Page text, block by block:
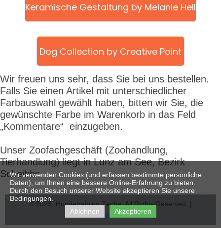
Keramische Gestaltung by Melanie Hell
Dog Collection by Creative Point
Wir freuen uns sehr, dass Sie bei uns bestellen.
Falls Sie einen Artikel mit unterschiedlicher
Farbauswahl gewählt haben, bitten wir Sie, die
gewünschte Farbe im Warenkorb in das Feld
„Kommentare“ einzugeben.
Unser Zoofachgeschäft (Zoohandlung,
Tierhandlung) liegt in Lunz am See, Bezirk
Scheibbs.
© 2023. Hundetraining Zecha. All Rights Reserved. |
IMPRESSUM & AGBs
Wir verwenden Cookies (und erfassen bestimmte persönliche
Daten), um Ihnen eine bessere Online-Erfahrung zu bieten.
Durch den Besuch unserer Website akzeptieren Sie unsere
Bedingungen.
Ablehnen
Akzeptieren